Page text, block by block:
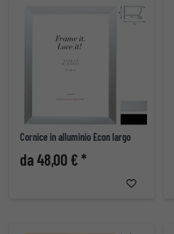
Cornice in alluminio Econ largo
da 48,00 € *